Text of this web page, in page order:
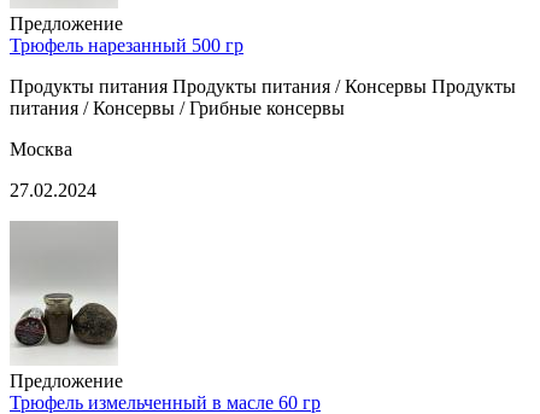
Предложение
Трюфель нарезанный 500 гр
Продукты питания Продукты питания / Консервы Продукты
питания / Консервы / Грибные консервы
Москва
27.02.2024
Предложение
Трюфель измельченный в масле 60 гр